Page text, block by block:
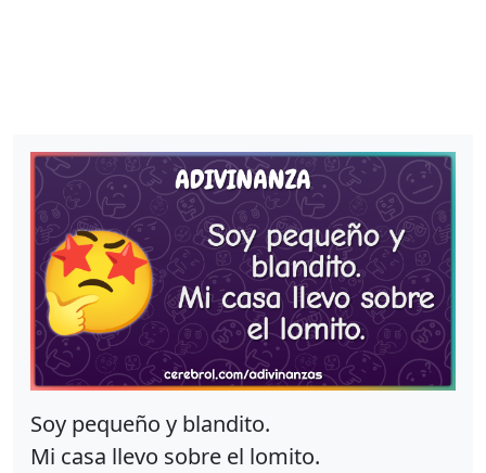
Soy pequeño y blandito.
Mi casa llevo sobre el lomito.